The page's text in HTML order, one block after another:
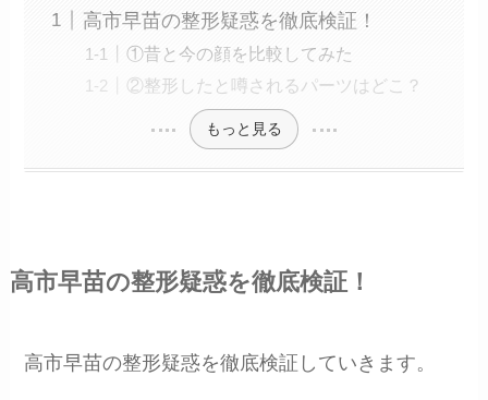
高市早苗の整形疑惑を徹底検証！
①昔と今の顔を比較してみた
②整形したと噂されるパーツはどこ？
もっと見る
高市早苗の整形疑惑を徹底検証！
高市早苗の整形疑惑を徹底検証していきます。